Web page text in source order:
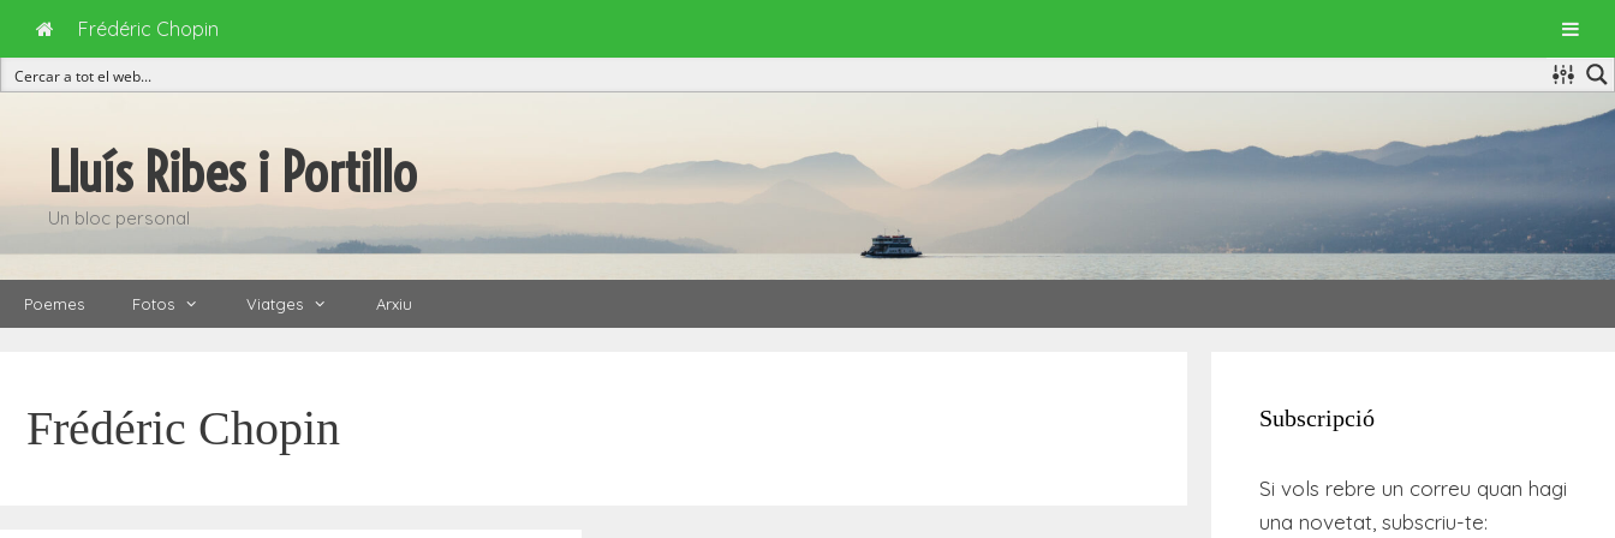
Lluís Ribes i Portillo
Un bloc personal
Poemes Fotos Viatges Arxiu
Frédéric Chopin Subscripció
Si vols rebre un correu quan hagi
una novetat, subscriu-te:
Frédéric Chopin